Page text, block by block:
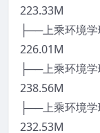
223.33M
├──上乘环境
226.01M
├──上乘环境
238.56M
├──上乘环境
232.53M